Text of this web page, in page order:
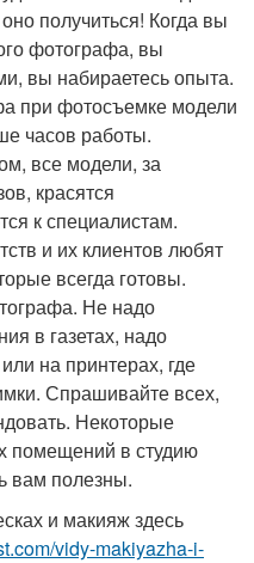
получиться! Когда вы
фотографа, вы
вы набираетесь опыта.
при фотосъемке модели
часов работы.
все модели, за
красятся
к специалистам.
и их клиентов любят
всегда готовы.
Не надо
в газетах, надо
на принтерах, где
Спрашивайте всех,
Некоторые
помещений в студию
вам полезны.
и макияж здесь
vidy-makiyazha-i-